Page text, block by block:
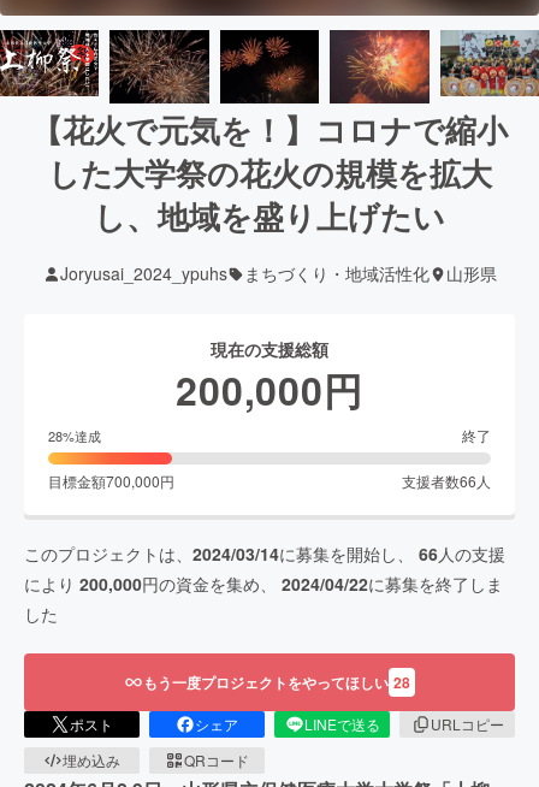
【花火で元気を！】コロナで縮小
した大学祭の花火の規模を拡大
し、地域を盛り上げたい
Joryusai_2024_ypuhs まちづくり・地域活性化 山形県
現在の支援総額
200,000円
28%達成 終了
目標金額700,000円 支援者数66人
このプロジェクトは、 2024/03/14に募集を開始し、 66人の支援
により 200,000円の資金を集め、 2024/04/22に募集を終了しま
した
もう一度プロジェクトをやってほしい 28
ポスト シェア LINEで送る
URLコピー
埋め込み
QRコード